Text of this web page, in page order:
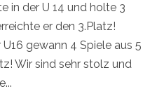
in der U 14 und holte 3
er den 3.Platz!
gewann 4 Spiele aus 5
Wir sind sehr stolz und